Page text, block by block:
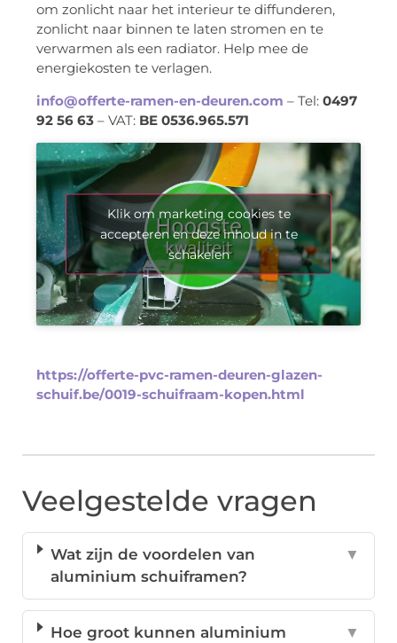
om zonlicht naar het interieur te diffunderen,
zonlicht naar binnen te laten stromen en te
verwarmen als een radiator. Help mee de
energiekosten te verlagen.
info@offerte-ramen-en-deuren.com – Tel: 0497
92 56 63 – VAT: BE 0536.965.571
Klik om marketing cookies te
accepteren en deze inhoud in te
schakelen
https://offerte-pvc-ramen-deuren-glazen-
schuif.be/0019-schuifraam-kopen.html
Veelgestelde vragen
Wat zijn de voordelen van
aluminium schuiframen?
▼
Hoe groot kunnen aluminium
▼